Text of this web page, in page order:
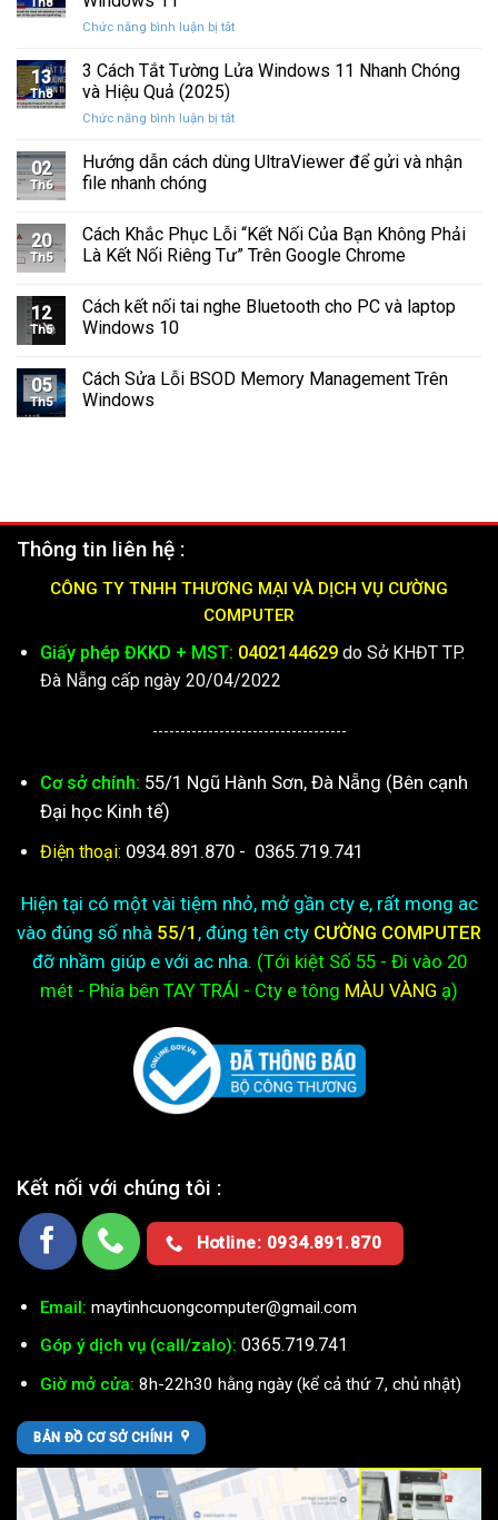
Cứng
Hỏng
Hình
Giác
Trên
C
Th8
Chức năng bình luận bị tắtở
Sửa
Âm
Khi
11
13
Th8
3 Cách Tắt Tường Lửa Windows 11 Nhanh Chóng
và Hiệu Quả (2025)
Chức năng bình luận bị tắtở
Cách
Tắt
Windows
11
và
02
Th6
Hướng dẫn cách dùng UltraViewer để gửi và nhận
file nhanh chóng
20
Th5
Cách Khắc Phục Lỗi “Kết Nối Của Bạn Không Phải
Là Kết Nối Riêng Tư” Trên Google Chrome
12
Th5
Cách kết nối tai nghe Bluetooth cho PC và laptop
Windows 10
05
Th5
Cách Sửa Lỗi BSOD Memory Management Trên
Windows
Thông tin liên hệ :
CÔNG TY TNHH THƯƠNG MẠI VÀ DỊCH VỤ CƯỜNG
COMPUTER
Giấy phép ĐKKD + MST: 0402144629do Sở KHĐT TP.
Đà Nẵng cấp ngày 20/04/2022
-----------------------------------
Cơ sở chính: 55/1 Ngũ Hành Sơn, Đà Nẵng (Bên cạnh
Đại học Kinh tế)
Điện thoại: 0934.891.870 - 0365.719.741
Hiện tại có một vài tiệm nhỏ, mở gần cty e, rất mong ac
vào đúng số nhà 55/1 , đúng tên cty CƯỜNG COMPUTER
đỡ nhầm giúp e với ac nha. (Tới kiệtSố 55 - Đi vào 20
mét - Phía bên TAY TRÁI - Cty e tông MÀU VÀNG ạ)
Kết nối với chúng tôi :
Hotline: 0934.891.870
Email: maytinhcuongcomputer@gmail.com
Góp ý dịch vụ (call/zalo): 0365.719.741
Giờ mở cửa: 8h-22h30 hằng ngày (kể cả thứ 7, chủ nhật)
BẢN ĐỒ CƠ SỞ CHÍNH